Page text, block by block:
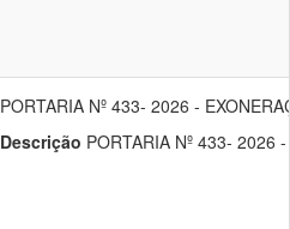
PORTARIA Nº 433- 2026 -
Descrição PORTARIA Nº 433- 2026